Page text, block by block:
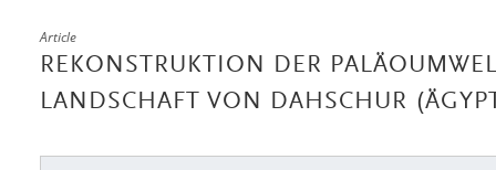
Article
REKONSTRUKTION DER
LANDSCHAFT VON DAHSCHUR